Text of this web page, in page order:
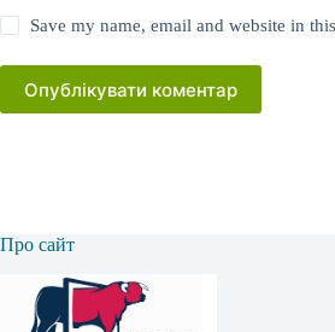
Save my name, email and website in
Опублікувати коментар
Про сайт